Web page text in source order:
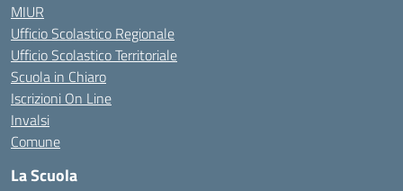
MIUR
Ufficio Scolastico Regionale
Ufficio Scolastico Territoriale
Scuola in Chiaro
Iscrizioni On Line
Invalsi
Comune
La Scuola